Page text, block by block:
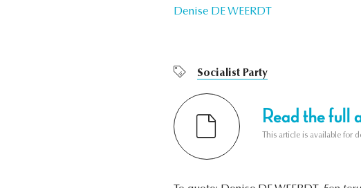
Denise DE WEERDT
Socialist Party
Read the full
This article is available for